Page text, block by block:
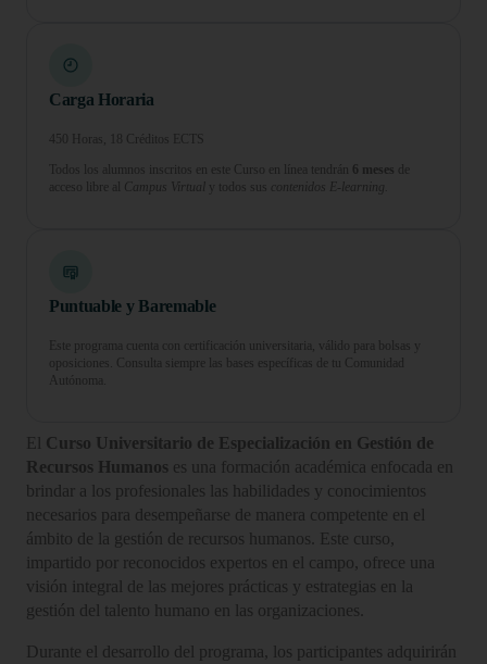
Carga Horaria
450 Horas, 18 Créditos ECTS
Todos los alumnos inscritos en este Curso en línea tendrán 6 meses de
acceso libre al Campus Virtual y todos sus contenidos E-learning.
Puntuable y Baremable
Este programa cuenta con certificación universitaria, válido para bolsas y
oposiciones. Consulta siempre las bases específicas de tu Comunidad
Autónoma.
El Curso Universitario de Especialización en Gestión de
Recursos Humanos es una formación académica enfocada en
brindar a los profesionales las habilidades y conocimientos
necesarios para desempeñarse de manera competente en el
ámbito de la gestión de recursos humanos. Este curso,
impartido por reconocidos expertos en el campo, ofrece una
visión integral de las mejores prácticas y estrategias en la
gestión del talento humano en las organizaciones.
Durante el desarrollo del programa, los participantes adquirirán